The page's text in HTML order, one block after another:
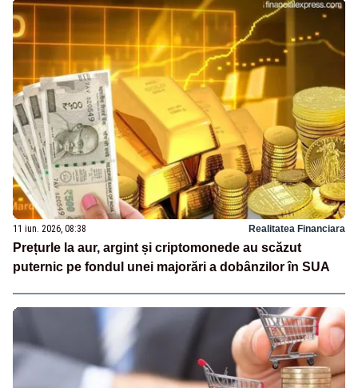
11 iun. 2026, 08:38 Realitatea Financiara
Prețurle la aur, argint și criptomonede au scăzut
puternic pe fondul unei majorări a dobânzilor în SUA